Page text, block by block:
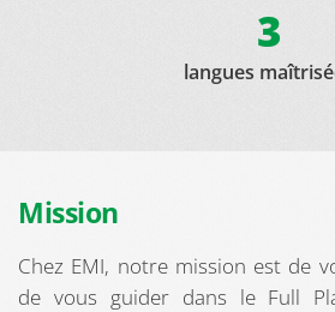
3
langues
Mission
Chez EMI, notre mission est de
de vous guider dans le Full